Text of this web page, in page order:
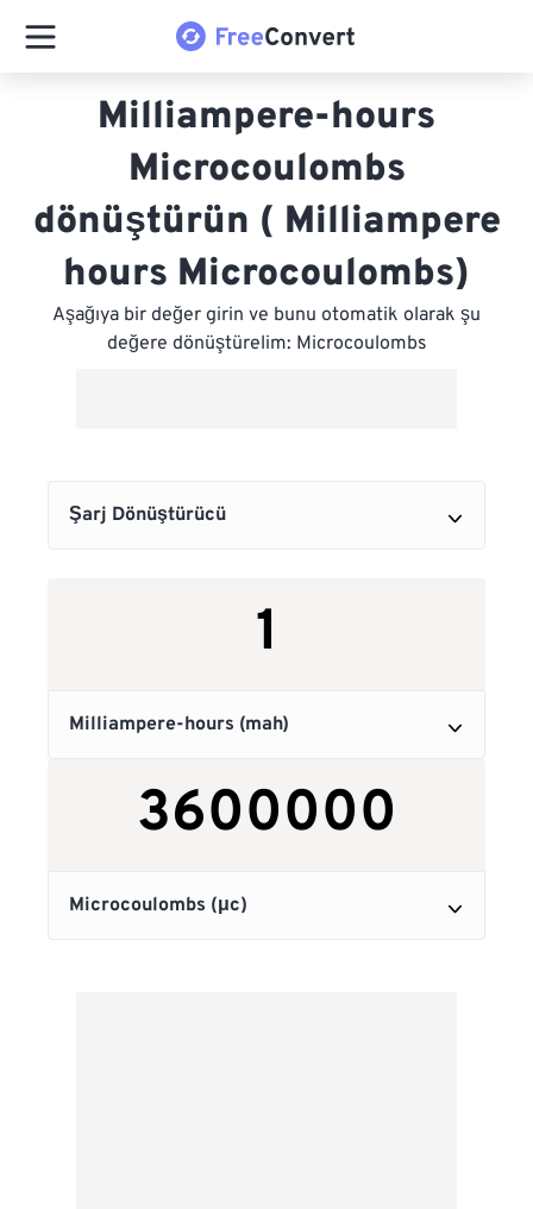
Milliampere-hours
Microcoulombs
dönüştürün ( Milliampere
hours Microcoulombs)
Aşağıya bir değer girin ve bunu otomatik olarak şu
değere dönüştürelim: Microcoulombs